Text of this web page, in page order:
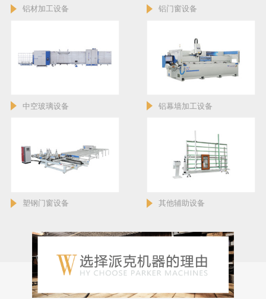
铝材加工设备 铝门窗设备
中空玻璃设备 铝幕墙加工设备
塑钢门窗设备 其他辅助设备